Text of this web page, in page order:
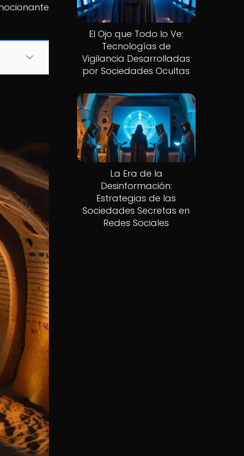
El Ojo que Todo lo Ve:
Tecnologías de
Vigilancia Desarrolladas
por Sociedades Ocultas
La Era de la
Desinformación:
Estrategias de las
Sociedades Secretas en
Redes Sociales